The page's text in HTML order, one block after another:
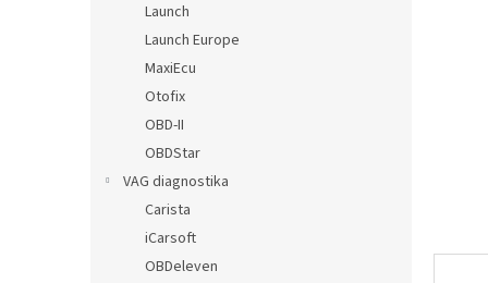
Launch
Launch Europe
MaxiEcu
Otofix
OBD-II
OBDStar
VAG diagnostika
Carista
iCarsoft
OBDeleven